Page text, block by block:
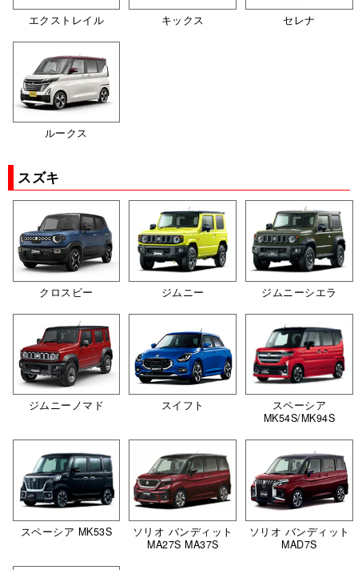
エクストレイル キックス セレナ
ルークス
スズキ
クロスビー ジムニー ジムニーシエラ
ジムニーノマド スイフト
スペーシア
MK54S/MK94S
スペーシア MK53S
ソリオ バンディット
MA27S MA37S
ソリオ バンディット
MAD7S